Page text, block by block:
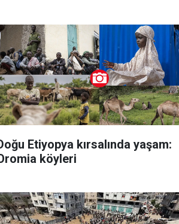
Etiyopya kırsalında yaşam:
köyleri